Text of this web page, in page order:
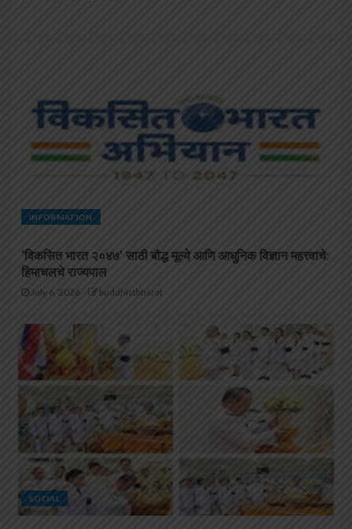
INFORMATION
‘विकसित भारत २०४७’ साठी बौद्ध मूल्ये आणि आधुनिक विज्ञान महत्त्वाचे:
हिमाचलचे राज्यपाल
July 6, 2026 buddhistbharat
SOCIAL